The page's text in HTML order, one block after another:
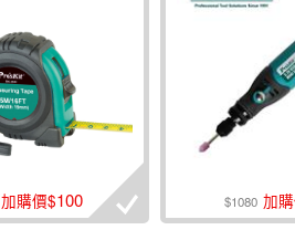
加購價$100 $1080 加